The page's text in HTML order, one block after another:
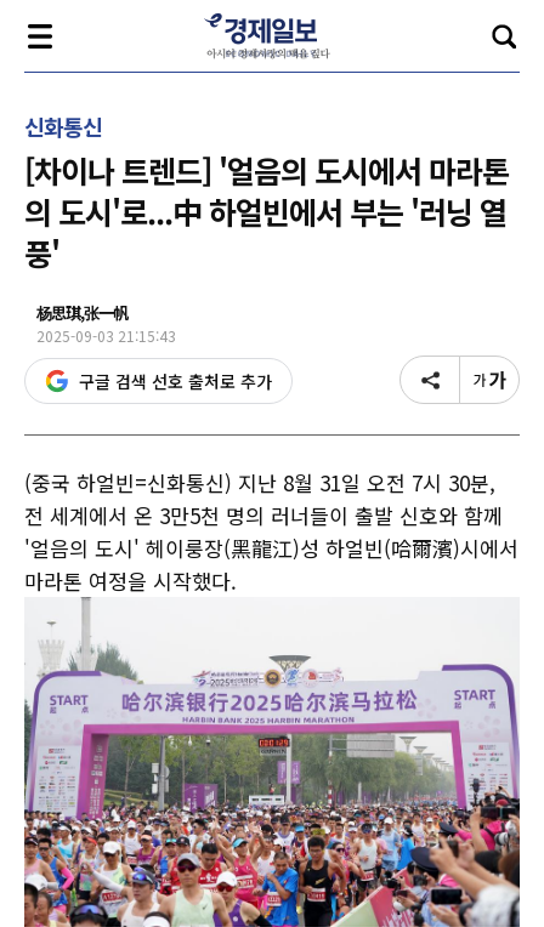
신화통신
[차이나 트렌드] '얼음의 도시에서 마라톤
의 도시'로...中 하얼빈에서 부는 '러닝 열
풍'
杨思琪,张一帆
2025-09-03 21:15:43
구글 검색 선호 출처로 추가
(중국 하얼빈=신화통신) 지난 8월 31일 오전 7시 30분,
전 세계에서 온 3만5천 명의 러너들이 출발 신호와 함께
'얼음의 도시' 헤이룽장(黑龍江)성 하얼빈(哈爾濱)시에서
마라톤 여정을 시작했다.